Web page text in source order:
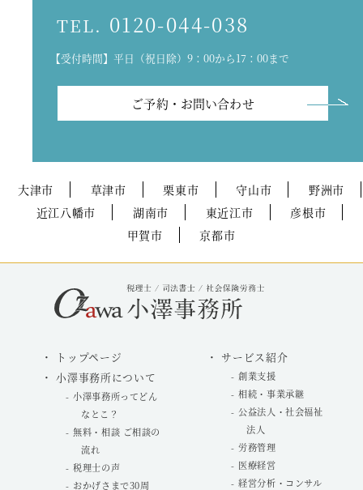
TEL. 0120-044-038
【受付時間】平日（祝日除）9：00から17：00まで
ご予約・お問い合わせ
大津市 草津市 栗東市 守山市
野洲市
近江八幡市
湖南市 東近江市
彦根市
甲賀市
京都市
トップページ
小澤事務所について
小澤事務所ってどん
なとこ？
無料・相談 ご相談の
流れ
税理士の声
おかげさまで30周
サービス紹介
創業支援
相続・事業承継
公益法人・社会福祉
法人
労務管理
医療経営
経営分析・コンサル